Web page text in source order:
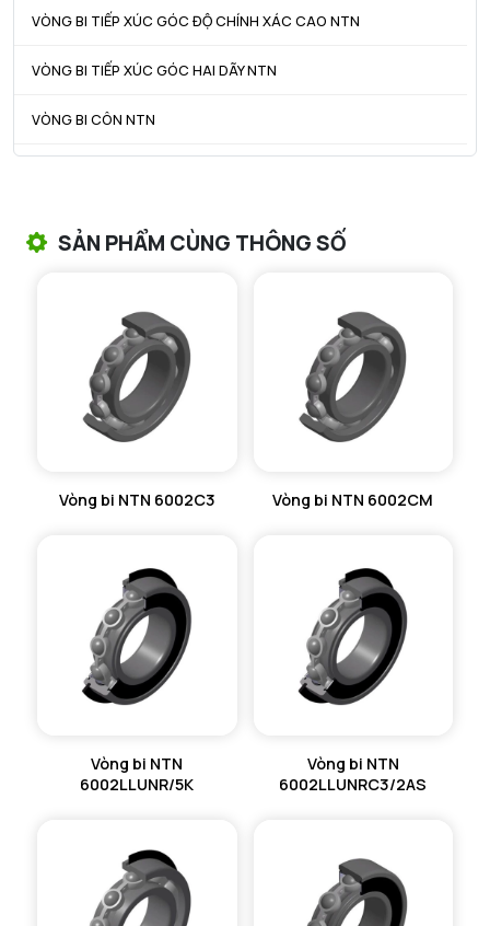
VÒNG BI TIẾP XÚC GÓC ĐỘ CHÍNH XÁC CAO NTN
VÒNG BI TIẾP XÚC GÓC HAI DÃY NTN
VÒNG BI CÔN NTN
VÒNG BI KIM NTN
VÒNG BI CHẶN TRỤC NTN
VÒNG BI LĂN TRỤ ĐẨY NTN
GỐI ĐỠ 2 NỬA NTN
MÁY GIA NHIỆT NTN
SẢN PHẨM CÙNG THÔNG SỐ
Vòng bi NTN 6002C3 Vòng bi NTN 6002CM
Vòng bi NTN
6002LLUNR/5K
Vòng bi NTN
6002LLUNRC3/2AS